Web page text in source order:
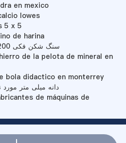
en mexico
lowes
5 x 5
de harina
سنگ شکن فکی 200 زغال سنگ مش در استرالیا
de la pelota de mineral en
bola didactico en monterrey
دانه میلی متر
de máquinas de